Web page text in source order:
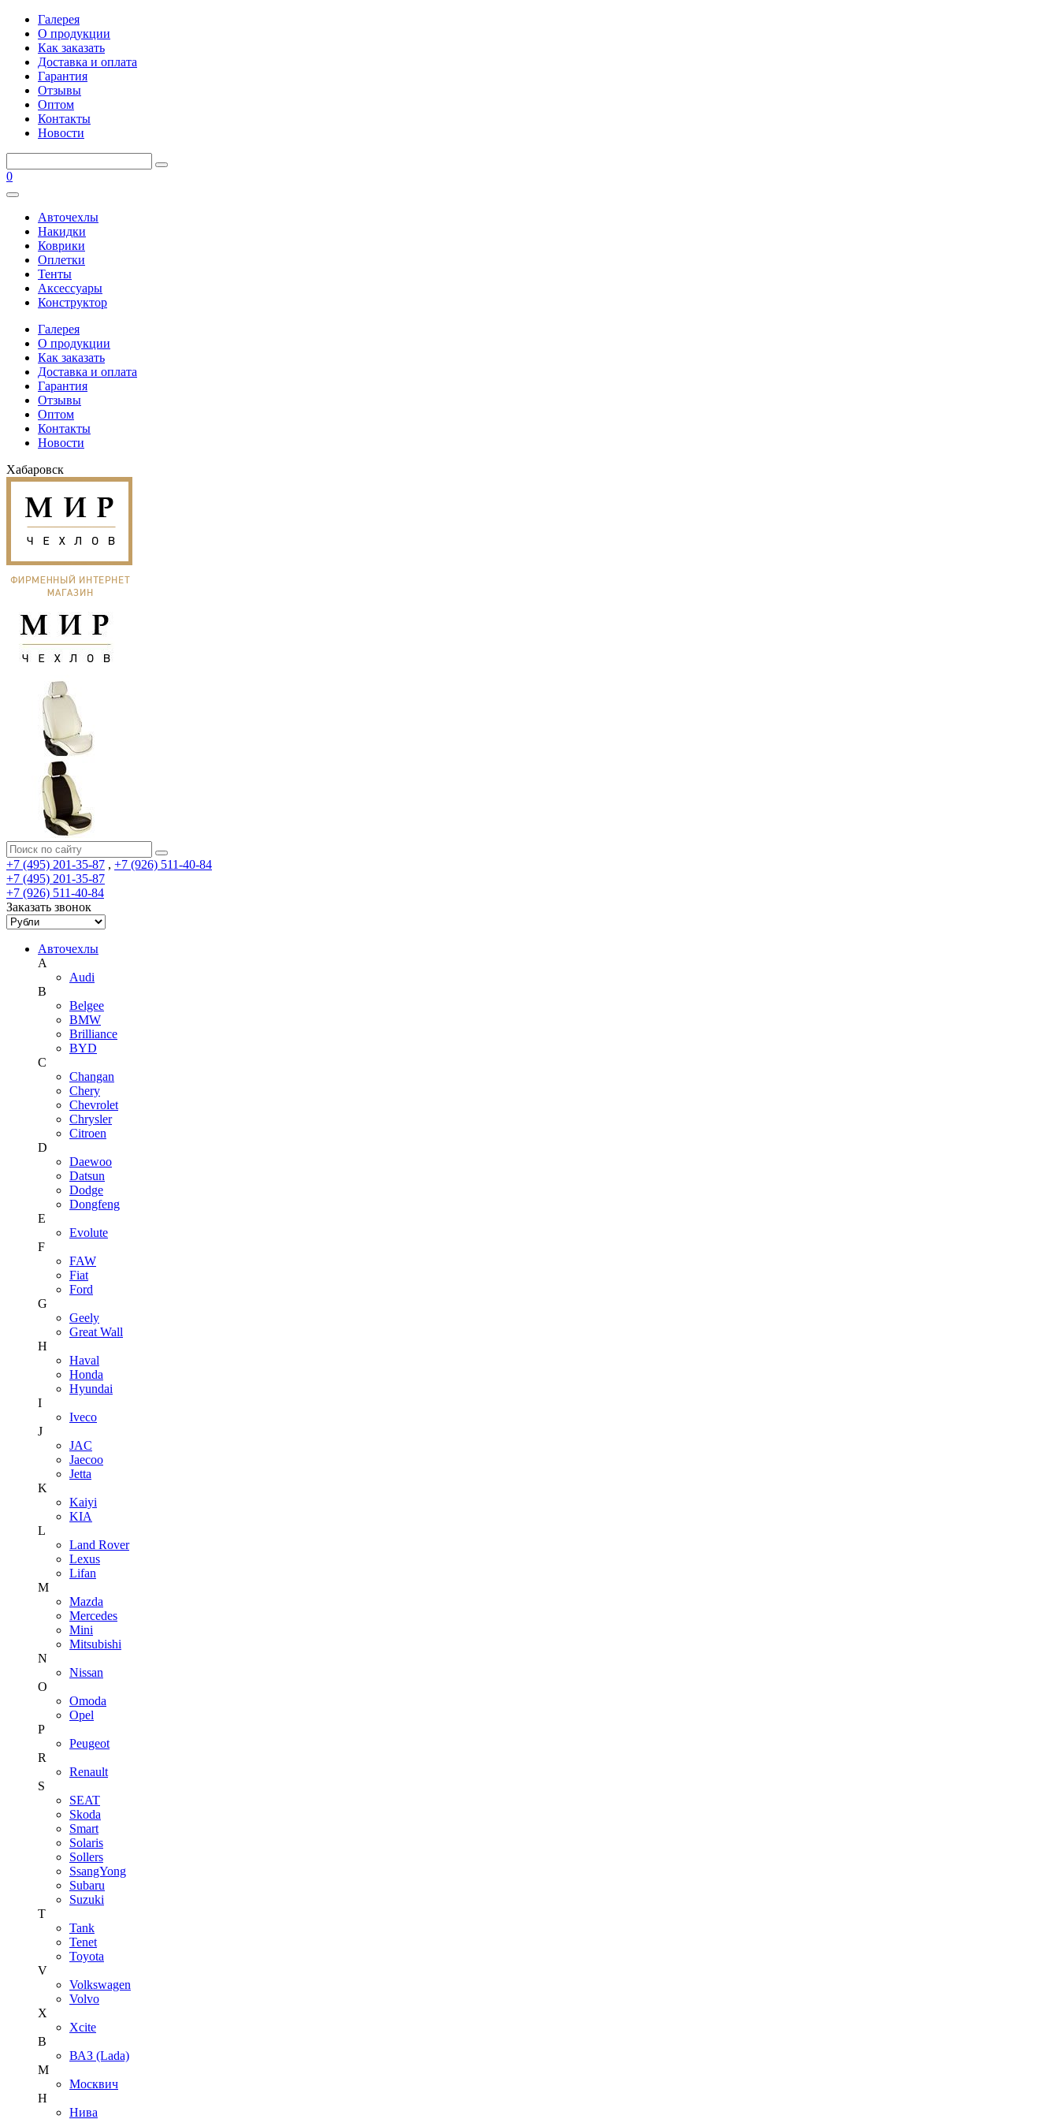
Галерея
О продукции
Как заказать
Доставка и оплата
Гарантия
Отзывы
Оптом
Контакты
Новости
0
Авточехлы
Накидки
Коврики
Оплетки
Тенты
Аксессуары
Конструктор
Галерея
О продукции
Как заказать
Доставка и оплата
Гарантия
Отзывы
Оптом
Контакты
Новости
Хабаровск
+7 (495) 201-35-87 , +7 (926) 511-40-84
+7 (495) 201-35-87
+7 (926) 511-40-84
Заказать звонок
Авточехлы
A
Audi
B
Belgee
BMW
Brilliance
BYD
C
Changan
Chery
Chevrolet
Chrysler
Citroen
D
Daewoo
Datsun
Dodge
Dongfeng
E
Evolute
F
FAW
Fiat
Ford
G
Geely
Great Wall
H
Haval
Honda
Hyundai
I
Iveco
J
JAC
Jaecoo
Jetta
K
Kaiyi
KIA
L
Land Rover
Lexus
Lifan
M
Mazda
Mercedes
Mini
Mitsubishi
N
Nissan
O
Omoda
Opel
P
Peugeot
R
Renault
S
SEAT
Skoda
Smart
Solaris
Sollers
SsangYong
Subaru
Suzuki
T
Tank
Tenet
Toyota
V
Volkswagen
Volvo
X
Xcite
В
ВАЗ (Lada)
М
Москвич
Н
Нива